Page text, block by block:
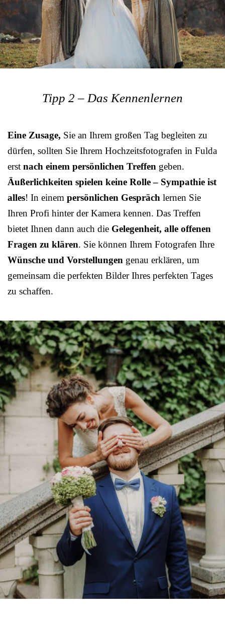
Tipp 2 – Das Kennenlernen
Eine Zusage, Sie an Ihrem großen Tag begleiten zu
dürfen, sollten Sie Ihrem Hochzeitsfotografen in Fulda
erst nach einem persönlichen Treffen geben.
Äußerlichkeiten spielen keine Rolle – Sympathie ist
alles! In einem persönlichen Gespräch lernen Sie
Ihren Profi hinter der Kamera kennen. Das Treffen
bietet Ihnen dann auch die Gelegenheit, alle offenen
Fragen zu klären. Sie können Ihrem Fotografen Ihre
Wünsche und Vorstellungen genau erklären, um
gemeinsam die perfekten Bilder Ihres perfekten Tages
zu schaffen.